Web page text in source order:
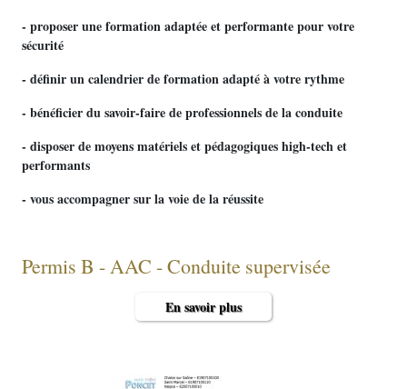
- proposer une formation adaptée et performante pour votre
sécurité
- définir un calendrier de formation adapté à votre rythme
- bénéficier du savoir-faire de professionnels de la conduite
- disposer de moyens matériels et pédagogiques high-tech et
performants
- vous accompagner sur la voie de la réussite
Permis B - AAC - Conduite supervisée
En savoir plus